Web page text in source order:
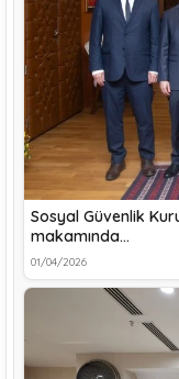
Sosyal Güvenlik
makamında…
01/04/2026